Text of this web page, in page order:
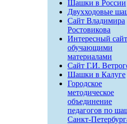
Шашки в России
Двухходовые
Сайт Владимира
Ростовикова
Интересный
обучающими
материалами
Сайт Г.И.
Шашки в Калуге
Городское
методическое
объединение
педагогов по
Санкт-